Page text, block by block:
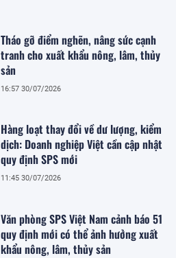
Tháo gỡ điểm nghẽn, nâng sức cạnh
tranh cho xuất khẩu nông, lâm, thủy
sản
16:57 30/07/2026
Hàng loạt thay đổi về dư lượng, kiểm
dịch: Doanh nghiệp Việt cần cập nhật
quy định SPS mới
11:45 30/07/2026
Văn phòng SPS Việt Nam cảnh báo 51
quy định mới có thể ảnh hưởng xuất
khẩu nông, lâm, thủy sản